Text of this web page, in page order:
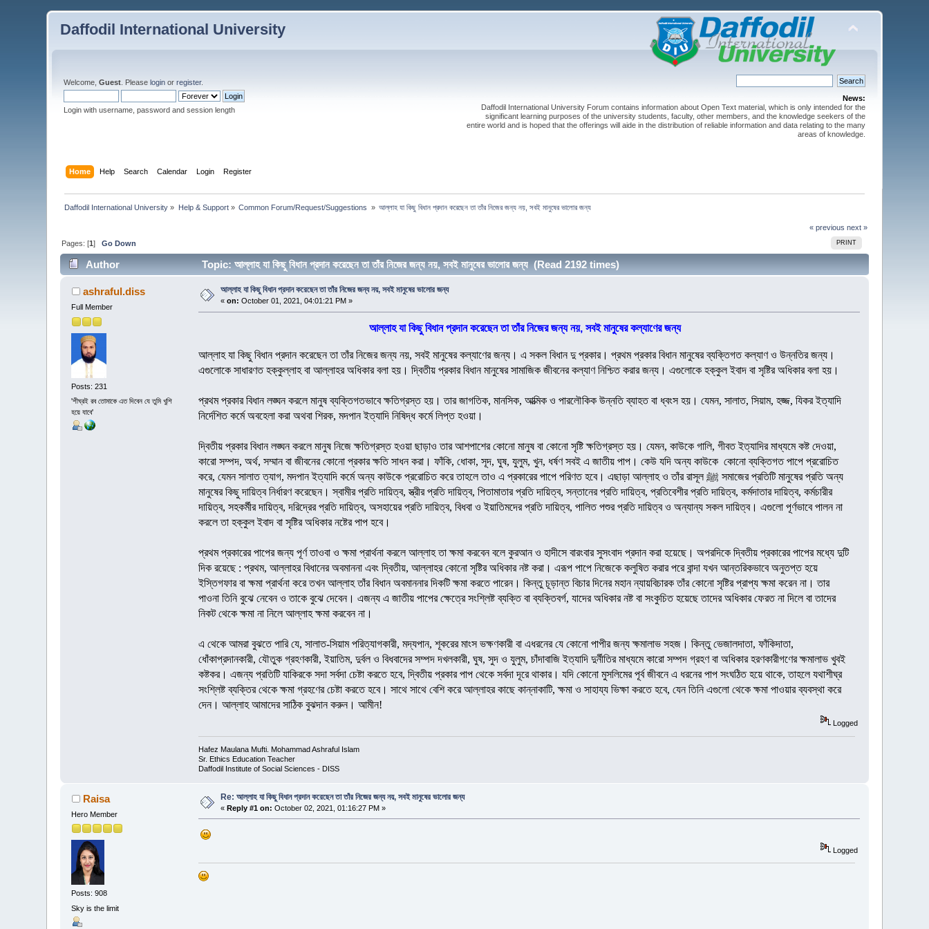
Daffodil International University
Welcome,Guest . Pleaselogin orregister.
Login with username, password and session length
News:
Daffodil International University Forum contains information about Open Text material, which is only intended for the
significant learning purposes of the university students, faculty, other members, and the knowledge seekers of the
entire world and is hoped that the offerings will aide in the distribution of reliable information and data relating to the many
areas of knowledge.
Home Help Search Calendar Login Register
Daffodil International University » Help & Support» Common Forum/Request/Suggestions » আল্লাহ যা কিছু বিধান প্রদান করেছেন তা তাঁর নিজের জন্য নয়, সবই মানুষের ভালোর জন্য
« previous next »
PRINT
Pages: [1]Go Down
Author Topic: আল্লাহ যা কিছু বিধান প্রদান করেছেন তা তাঁর নিজের জন্য নয়, সবই মানুষের ভালোর জন্য (Read 2192 times)
ashraful.diss
Full Member
Posts: 231
'শীঘ্রই রব তোমাকে এত দিবেন যে তুমি খুশি
হয়ে যাবে'
আল্লাহ যা কিছু বিধান প্রদান করেছেন তা তাঁর নিজের জন্য নয়, সবই মানুষের ভালোর জন্য
«on: October 01, 2021, 04:01:21 PM »
আল্লাহ যা কিছু বিধান প্রদান করেছেন তা তাঁর নিজের জন্য নয়, সবই মানুষের কল্যাণের জন্য
আল্লাহ যা কিছু বিধান প্রদান করেছেন তা তাঁর নিজের জন্য নয়, সবই মানুষের কল্যাণের জন্য। এ সকল বিধান দু প্রকার। প্রথম প্রকার বিধান মানুষের ব্যক্তিগত কল্যাণ ও উন্নতির জন্য।
এগুলোকে সাধারণত হক্কুল্লাহ বা আল্লাহর অধিকার বলা হয়। দ্বিতীয় প্রকার বিধান মানুষের সামাজিক জীবনের কল্যাণ নিশ্চিত করার জন্য। এগুলোকে হক্কুল ইবাদ বা সৃষ্টির অধিকার বলা হয়।
প্রথম প্রকার বিধান লঙ্ঘন করলে মানুষ ব্যক্তিগতভাবে ক্ষতিগ্রস্ত হয়। তার জাগতিক, মানসিক, আত্মিক ও পারলৌকিক উন্নতি ব্যাহত বা ধ্বংস হয়। যেমন, সালাত, সিয়াম, হজ্জ, যিকর ইত্যাদি
নির্দেশিত কর্মে অবহেলা করা অথবা শিরক, মদপান ইত্যাদি নিষিদ্ধ কর্মে লিপ্ত হওয়া।
দ্বিতীয় প্রকার বিধান লঙ্ঘন করলে মানুষ নিজে ক্ষতিগ্রস্ত হওয়া ছাড়াও তার আশপাশের কোনো মানুষ বা কোনো সৃষ্টি ক্ষতিগ্রস্ত হয়। যেমন, কাউকে গালি, গীবত ইত্যাদির মাধ্যমে কষ্ট দেওয়া,
কারো সম্পদ, অর্থ, সম্মান বা জীবনের কোনো প্রকার ক্ষতি সাধন করা। ফাঁকি, ধোকা, সূদ, ঘুষ, যুলুম, খুন, ধর্ষণ সবই এ জাতীয় পাপ। কেউ যদি অন্য কাউকে কোনো ব্যক্তিগত পাপে প্ররোচিত
করে, যেমন সালাত ত্যাগ, মদপান ইত্যাদি কর্মে অন্য কাউকে প্ররোচিত করে তাহলে তাও এ প্রকারের পাপে পরিণত হবে। এছাড়া আল্লাহ ও তাঁর রাসূল ﷺ সমাজের প্রতিটি মানুষের প্রতি অন্য
মানুষের কিছু দায়িত্ব নির্ধারণ করেছেন। স্বামীর প্রতি দায়িত্ব, স্ত্রীর প্রতি দায়িত্ব, পিতামাতার প্রতি দায়িত্ব, সন্তানের প্রতি দায়িত্ব, প্রতিবেশীর প্রতি দায়িত্ব, কর্মদাতার দায়িত্ব, কর্মচারীর
দায়িত্ব, সহকর্মীর দায়িত্ব, দরিদ্রের প্রতি দায়িত্ব, অসহায়ের প্রতি দায়িত্ব, বিধবা ও ইয়াতিমদের প্রতি দায়িত্ব, পালিত পশুর প্রতি দায়িত্ব ও অন্যান্য সকল দায়িত্ব। এগুলো পূর্ণভাবে পালন না
করলে তা হক্কুল ইবাদ বা সৃষ্টির অধিকার নষ্টের পাপ হবে।
প্রথম প্রকারের পাপের জন্য পূর্ণ তাওবা ও ক্ষমা প্রার্থনা করলে আল্লাহ তা ক্ষমা করবেন বলে কুরআন ও হাদীসে বারংবার সুসংবাদ প্রদান করা হয়েছে। অপরদিকে দ্বিতীয় প্রকারের পাপের মধ্যে দুটি
দিক রয়েছে : প্রথম, আল্লাহর বিধানের অবমাননা এবং দ্বিতীয়, আল্লাহর কোনো সৃষ্টির অধিকার নষ্ট করা। এরূপ পাপে নিজেকে কলুষিত করার পরে বান্দা যখন আন্তরিকভাবে অনুতপ্ত হয়ে
ইস্তিগফার বা ক্ষমা প্রার্থনা করে তখন আল্লাহ তাঁর বিধান অবমাননার দিকটি ক্ষমা করতে পারেন। কিন্তু চূড়ান্ত বিচার দিনের মহান ন্যায়বিচারক তাঁর কোনো সৃষ্টির প্রাপ্য ক্ষমা করেন না। তার
পাওনা তিনি বুঝে নেবেন ও তাকে বুঝে দেবেন। এজন্য এ জাতীয় পাপের ক্ষেত্রে সংশ্লিষ্ট ব্যক্তি বা ব্যক্তিবর্গ, যাদের অধিকার নষ্ট বা সংকুচিত হয়েছে তাদের অধিকার ফেরত না দিলে বা তাদের
নিকট থেকে ক্ষমা না নিলে আল্লাহ ক্ষমা করবেন না।
এ থেকে আমরা বুঝতে পারি যে, সালাত-সিয়াম পরিত্যাগকারী, মদ্যপান, শূকরের মাংস ভক্ষণকারী বা এধরনের যে কোনো পাপীর জন্য ক্ষমালাভ সহজ। কিন্তু ভেজালদাতা, ফাঁকিদাতা,
ধোঁকাপ্রদানকারী, যৌতুক গ্রহণকারী, ইয়াতিম, দুর্বল ও বিধবাদের সম্পদ দখলকারী, ঘুষ, সুদ ও যুলুম, চাঁদাবাজি ইত্যাদি দুর্নীতির মাধ্যমে কারো সম্পদ গ্রহণ বা অধিকার হরণকারীগণের ক্ষমালাভ খুবই
কষ্টকর। এজন্য প্রতিটি যাকিরকে সদা সর্বদা চেষ্টা করতে হবে, দ্বিতীয় প্রকার পাপ থেকে সর্বদা দূরে থাকার। যদি কোনো মুসলিমের পূর্ব জীবনে এ ধরনের পাপ সংঘঠিত হয়ে থাকে, তাহলে যথাশীঘ্র
সংশ্লিষ্ট ব্যক্তির থেকে ক্ষমা গ্রহণের চেষ্টা করতে হবে। সাথে সাথে বেশি করে আল্লাহর কাছে কান্নাকাটি, ক্ষমা ও সাহায্য ভিক্ষা করতে হবে, যেন তিনি এগুলো থেকে ক্ষমা পাওয়ার ব্যবস্থা করে
দেন। আল্লাহ আমাদের সাঠিক বুঝদান করুন। আমীন!
Logged
Hafez Maulana Mufti. Mohammad Ashraful Islam
Sr. Ethics Education Teacher
Daffodil Institute of Social Sciences - DISS
Raisa
Hero Member
Posts: 908
Sky is the limit
Re: আল্লাহ যা কিছু বিধান প্রদান করেছেন তা তাঁর নিজের জন্য নয়, সবই মানুষের ভালোর জন্য
«Reply #1 on: October 02, 2021, 01:16:27 PM »
Logged